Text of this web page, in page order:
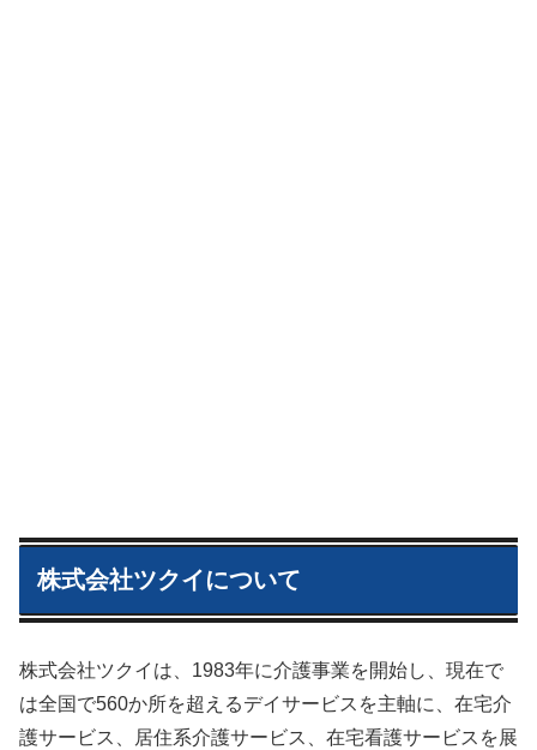
株式会社ツクイについて
株式会社ツクイは、1983年に介護事業を開始し、現在で
は全国で560か所を超えるデイサービスを主軸に、在宅介
護サービス、居住系介護サービス、在宅看護サービスを展